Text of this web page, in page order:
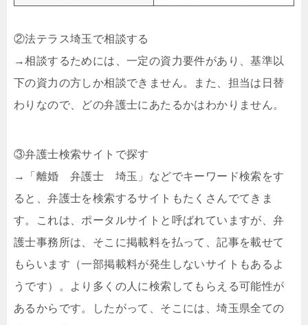
②法テラス埼玉で相談する
→相談するためには、一定の資力要件があり、基準以
下の資力の方しか相談できません。また、担当は日替
わりなので、どの弁護士にあたるかはわかりません。
③弁護士検索サイトで探す
→「離婚 弁護士 埼玉」などでキーワード検索をす
ると、弁護士を検索するサイトもたくさんでてきま
す。これは、ポータルサイトと呼ばれていますが、弁
護士事務所は、そこに掲載料を払って、記事を載せて
もらいます（一部掲載料が発生しないサイトもあるよ
うです）。より多くの人に検索してもらえる可能性が
あるからです。したがって、そこには、埼玉県全ての